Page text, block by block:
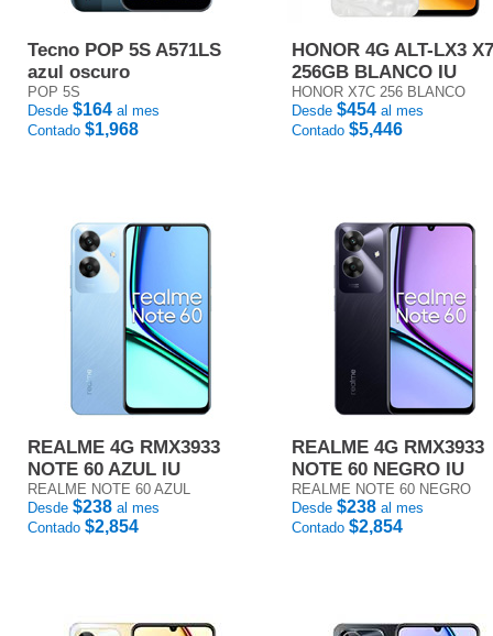
Tecno POP 5S A571LS
azul oscuro
POP 5S
Desde $164 al mes
Contado $1,968
HONOR 4G ALT-LX3
256GB BLANCO IU
HONOR X7C 256 BLANCO
Desde $454 al mes
Contado $5,446
REALME 4G RMX3933
NOTE 60 AZUL IU
REALME NOTE 60 AZUL
Desde $238 al mes
Contado $2,854
REALME 4G RMX3933
NOTE 60 NEGRO IU
REALME NOTE 60 NEGRO
Desde $238 al mes
Contado $2,854